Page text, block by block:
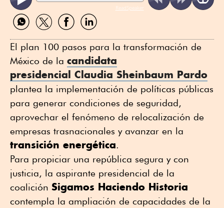
ReadSpeaker
Compartir
por
Compartir
por
Compartir
por
Compartir
por
El plan 100 pasos para la transformación de
México de la candidata
presidencial Claudia Sheinbaum Pardo
plantea la implementación de políticas públicas
para generar condiciones de seguridad,
aprovechar el fenómeno de relocalización de
empresas trasnacionales y avanzar en la
transición energética.
Para propiciar una república segura y con
justicia, la aspirante presidencial de la
coalición Sigamos Haciendo Historia
contempla la ampliación de capacidades de la